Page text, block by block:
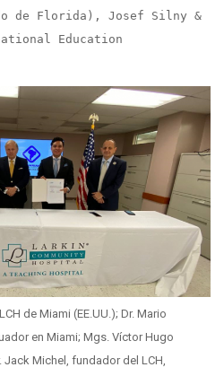
de Florida), Josef Silny &
Education
de Miami (EE.UU.); Dr. Mario
en Miami; Mgs. Víctor Hugo
Jack Michel, fundador del LCH,